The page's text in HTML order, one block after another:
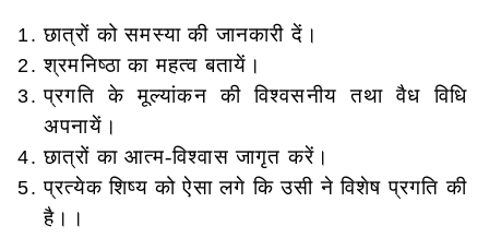
छात्रों को समस्या की जानकारी दें।
श्रमनिष्ठा का महत्व बतायें।
प्रगति के मूल्यांकन की विश्वसनीय तथा वैध विधि
अपनायें।
छात्रों का आत्म-विश्वास जागृत करें।
प्रत्येक शिष्य को ऐसा लगे कि उसी ने विशेष प्रगति की
है।।